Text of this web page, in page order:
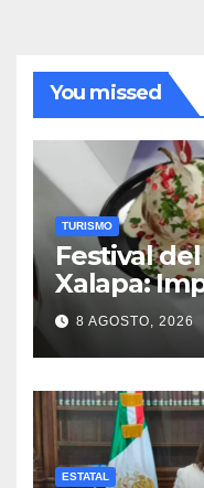
You missed
TURISMO
Festival
Xalapa:
economía
8 AGOSTO, 2026
ESTATAL